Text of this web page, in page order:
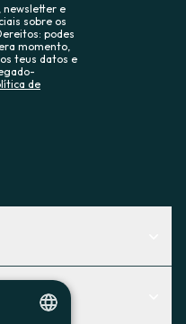
newsletter e
sobre os
podes
momento,
teus datos e
de
mejor